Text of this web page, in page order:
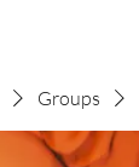
Groups